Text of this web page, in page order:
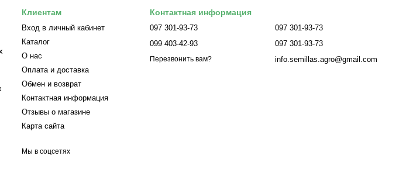
Клиентам
Вход в личный кабинет
Каталог
О нас
Оплата и доставка
Обмен и возврат
Контактная информация
Отзывы о магазине
Карта сайта
Мы в соцсетях
Контактная информация
097 301-93-73
099 403-42-93
Перезвонить вам?
097 301-93-73
097 301-93-73
info.semillas.agro@gmail.com